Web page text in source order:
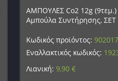
ΑΜΠΟΥΛΕΣ Co2 12g (9τεμ.)
Αμπούλα Συντήρησης, ΣΕΤ
Κωδικός προϊόντος:
Εναλλακτικός κωδικός:
Λιανική:9,90€